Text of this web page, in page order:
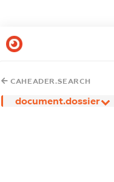
CAHEADER.SEARCH
document.dossier